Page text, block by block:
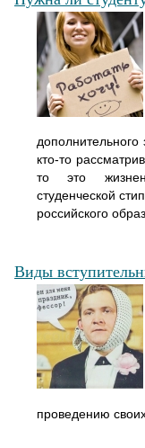
кто-то
то это
студенческой
российского
Виды
проведению